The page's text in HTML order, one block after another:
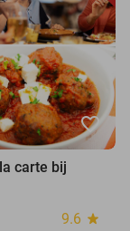
favorite_border
carte bij
9.6 star